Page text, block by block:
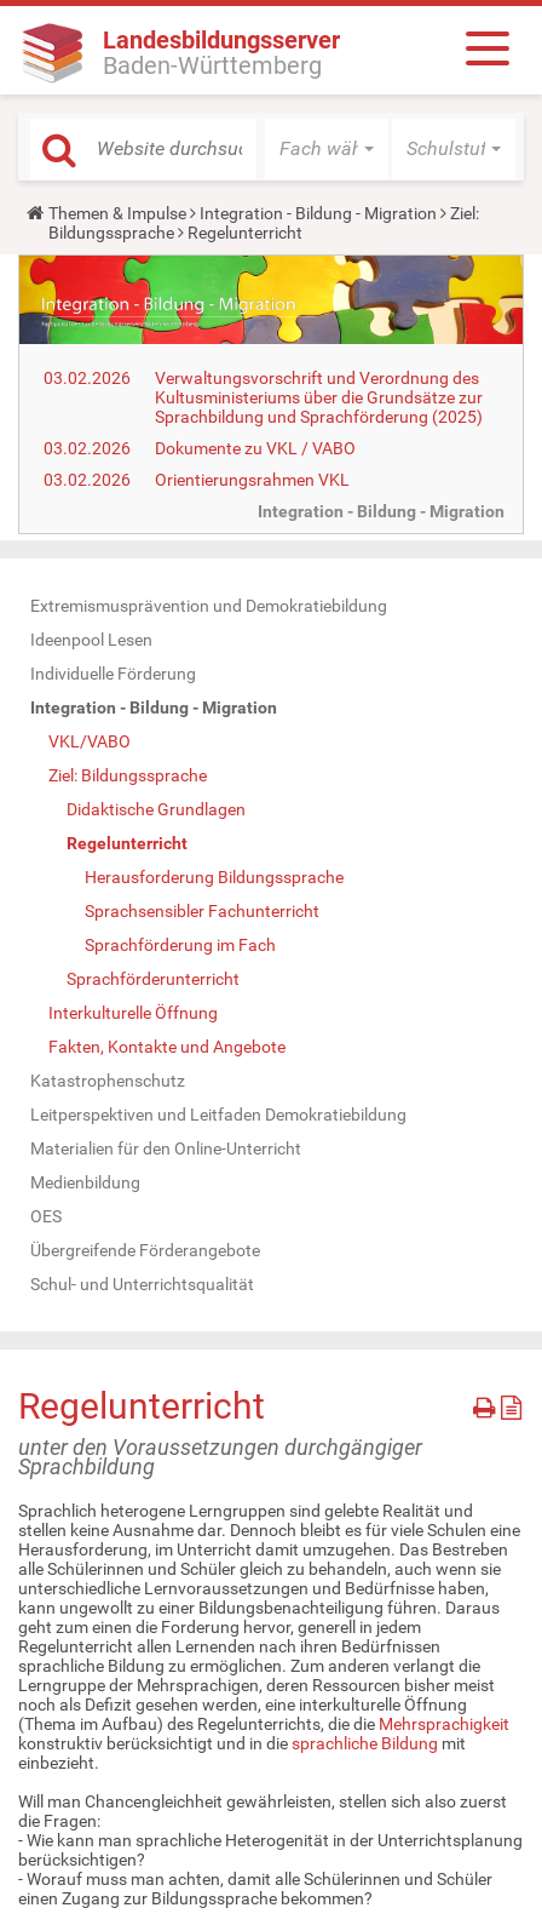
Landesbildungsserver
Baden-Württemberg
Fach wählen Schulstufe
Y
o
u
a
e
h
e
e
Themen & Impulse Integration - Bildung - Migration
Ziel:
Bildungssprache
Regelunterricht
03.02.2026
Verwaltungsvorschrift und Verordnung des
Kultusministeriums über die Grundsätze zur
Sprachbildung und Sprachförderung (2025)
03.02.2026
Dokumente zu VKL / VABO
03.02.2026
Orientierungsrahmen VKL
Integration - Bildung - Migration
N
a
v
i
Extremismusprävention und Demokratiebildung
Ideenpool Lesen
Individuelle Förderung
Integration - Bildung - Migration
VKL/VABO
Ziel: Bildungssprache
Didaktische Grundlagen
Regelunterricht
Herausforderung Bildungssprache
Sprachsensibler Fachunterricht
Sprachförderung im Fach
Sprachförderunterricht
Interkulturelle Öffnung
Fakten, Kontakte und Angebote
Katastrophenschutz
Leitperspektiven und Leitfaden Demokratiebildung
Materialien für den Online-Unterricht
Medienbildung
OES
Übergreifende Förderangebote
Schul- und Unterrichtsqualität
Regelunterricht
unter den Voraussetzungen durchgängiger
Sprachbildung
Sprachlich heterogene Lerngruppen sind gelebte Realität und
stellen keine Ausnahme dar. Dennoch bleibt es für viele Schulen eine
Herausforderung, im Unterricht damit umzugehen. Das Bestreben
alle Schülerinnen und Schüler gleich zu behandeln, auch wenn sie
unterschiedliche Lernvoraussetzungen und Bedürfnisse haben,
kann ungewollt zu einer Bildungsbenachteiligung führen. Daraus
geht zum einen die Forderung hervor, generell in jedem
Regelunterricht allen Lernenden nach ihren Bedürfnissen
sprachliche Bildung zu ermöglichen. Zum anderen verlangt die
Lerngruppe der Mehrsprachigen, deren Ressourcen bisher meist
noch als Defizit gesehen werden, eine interkulturelle Öffnung
(Thema im Aufbau) des Regelunterrichts, die die Mehrsprachigkeit
konstruktiv berücksichtigt und in diesprachliche Bildung mit
einbezieht.
Will man Chancengleichheit gewährleisten, stellen sich also zuerst
die Fragen:
- Wie kann man sprachliche Heterogenität in der Unterrichtsplanung
berücksichtigen?
- Worauf muss man achten, damit alle Schülerinnen und Schüler
einen Zugang zur Bildungssprache bekommen?